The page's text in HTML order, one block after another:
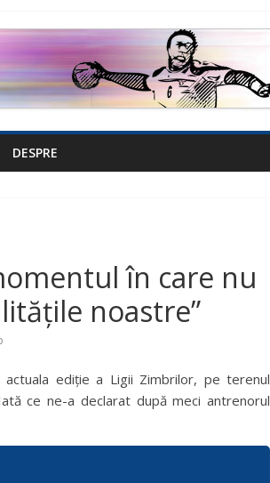
DESPRE
în care nu
noastre”
ediție a Ligii Zimbrilor, pe terenul
ce ne-a declarat după meci antrenorul